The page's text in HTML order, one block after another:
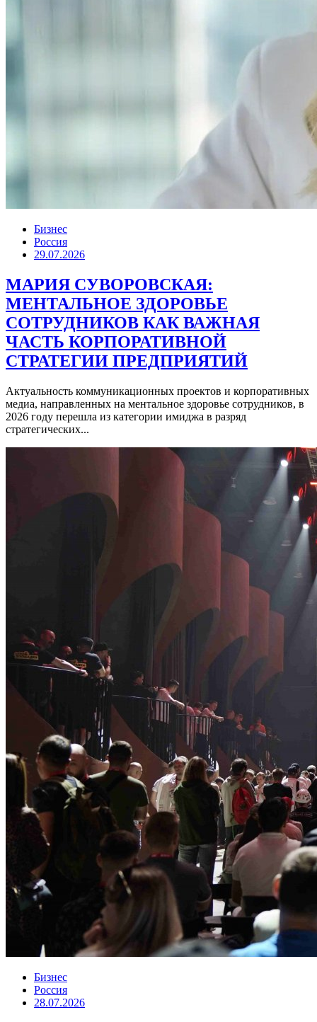
Бизнес
Россия
29.07.2026
МАРИЯ СУВОРОВСКАЯ:
МЕНТАЛЬНОЕ ЗДОРОВЬЕ
СОТРУДНИКОВ КАК ВАЖНАЯ
ЧАСТЬ КОРПОРАТИВНОЙ
СТРАТЕГИИ ПРЕДПРИЯТИЙ
Актуальность коммуникационных проектов и корпоративных
медиа, направленных на ментальное здоровье сотрудников, в
2026 году перешла из категории имиджа в разряд
стратегических...
Бизнес
Россия
28.07.2026